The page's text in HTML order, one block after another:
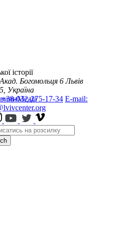
Медіа
історії
Богомольця 6 Львів
Україна
+38-032-275-17-34 E-mail: